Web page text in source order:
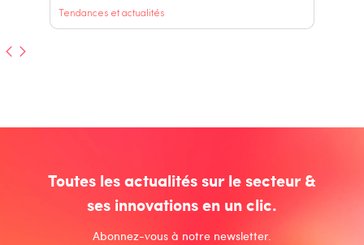
Tendances et actualités
Toutes les actualités sur le secteur &
ses innovations en un clic.
Abonnez-vous à notre newsletter.